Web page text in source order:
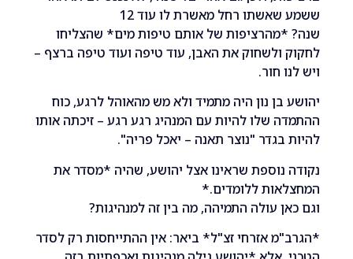
ששמע שאשתו רחל מאשרת לו עוד 12
של אותם טיפות מים* שהצליחו
ולשחוק את האבן, עוד טיפה ועוד טיפה ברצף –
בן נון היה מתמיד ולא מש מהאוהל לרגע, כוח
שלו להיות עם המנהיג רגע רגע – זיכתה אותו
בגדר "נוצר תאנה – יאכל פריה".
נוספת שראינו אצל יהושע, שהיה *מסדר את
ללומדים.*
עולה התמיהה, מה בין זה למנהיגות?
אזרחי זצ"ל* ביאר: אין ההתייחסות רק לסדר